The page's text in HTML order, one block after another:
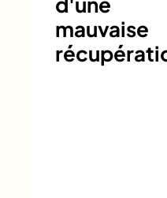
mauvaise